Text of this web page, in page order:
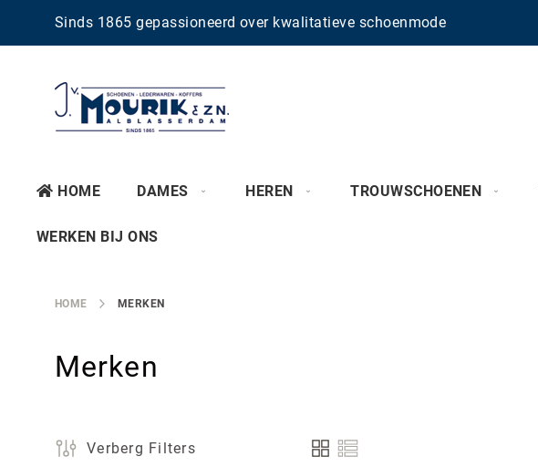
Sinds 1865 gepassioneerd over kwalitatieve schoenmode
HOME DAMES HEREN TROUWSCHOENEN
WERKEN BIJ ONS
HOME MERKEN
Merken
Tonen
Verberg Filters